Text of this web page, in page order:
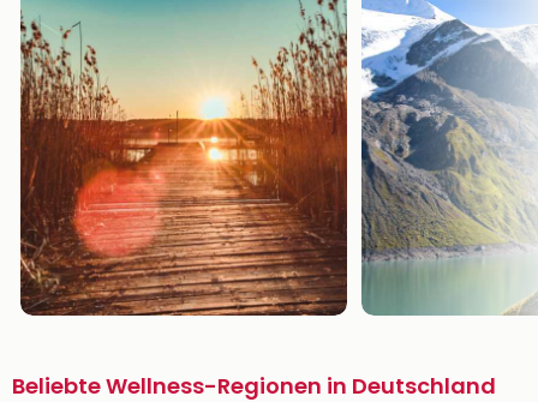
Beliebte Wellness-Regionen in Deutschland